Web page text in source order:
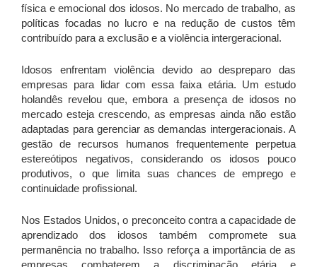
física e emocional dos idosos. No mercado de trabalho, as
políticas focadas no lucro e na redução de custos têm
contribuído para a exclusão e a violência intergeracional.
Idosos enfrentam violência devido ao despreparo das
empresas para lidar com essa faixa etária. Um estudo
holandês revelou que, embora a presença de idosos no
mercado esteja crescendo, as empresas ainda não estão
adaptadas para gerenciar as demandas intergeracionais. A
gestão de recursos humanos frequentemente perpetua
estereótipos negativos, considerando os idosos pouco
produtivos, o que limita suas chances de emprego e
continuidade profissional.
Nos Estados Unidos, o preconceito contra a capacidade de
aprendizado dos idosos também compromete sua
permanência no trabalho. Isso reforça a importância de as
empresas combaterem a discriminação etária e